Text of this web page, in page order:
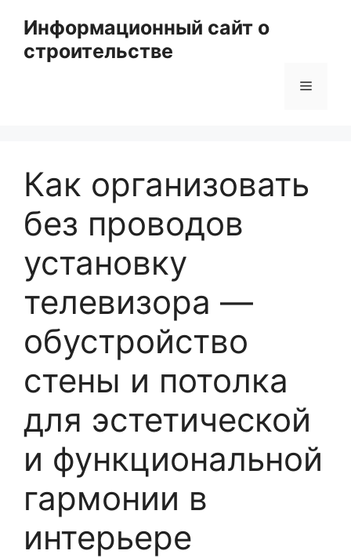
содержимому
Информационный сайт о
строительстве
Меню
Как организовать
без проводов
установку
телевизора —
обустройство
стены и потолка
для эстетической
и функциональной
гармонии в
интерьере